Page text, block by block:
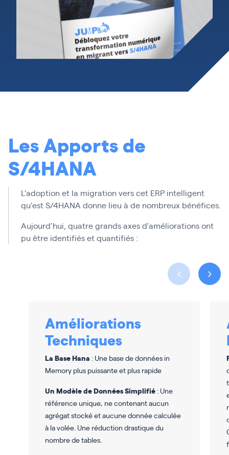
Les Apports de
S/4HANA
L’adoption et la migration vers cet ERP intelligent
qu’est S/4HANA donne lieu à de nombreux bénéfices.
Aujourd’hui, quatre grands axes d’améliorations ont
pu être identifiés et quantifiés :
Améliorations
Techniques
La Base Hana : Une base de données in
Memory plus puissante et plus rapide
Un Modèle de Données Simplifié : Une
référence unique, ne contenant aucun
agrégat stocké et aucune donnée calculée
à la volée. Une réduction drastique du
nombre de tables.